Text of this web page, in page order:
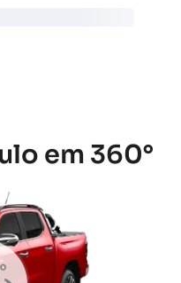
em 360°